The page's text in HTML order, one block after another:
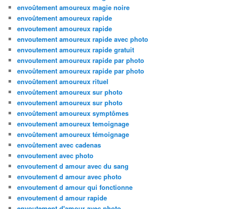
envoûtement amoureux magie noire
envoûtement amoureux rapide
envoutement amoureux rapide
envoutement amoureux rapide avec photo
envoutement amoureux rapide gratuit
envoutement amoureux rapide par photo
envoûtement amoureux rapide par photo
envoûtement amoureux rituel
envoûtement amoureux sur photo
envoutement amoureux sur photo
envoûtement amoureux symptômes
envoutement amoureux temoignage
envoûtement amoureux témoignage
envoûtement avec cadenas
envoutement avec photo
envoutement d amour avec du sang
envoutement d amour avec photo
envoutement d amour qui fonctionne
envoutement d amour rapide